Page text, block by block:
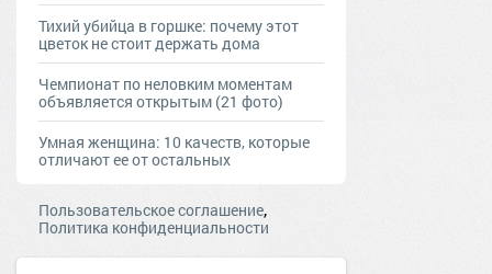
Тихий убийца в горшке: почему этот
цветок не стоит держать дома
Чемпионат по неловким моментам
объявляется открытым (21 фото)
Умная женщина: 10 качеств, которые
отличают ее от остальных
Пользовательское соглашение,
Политика конфиденциальности